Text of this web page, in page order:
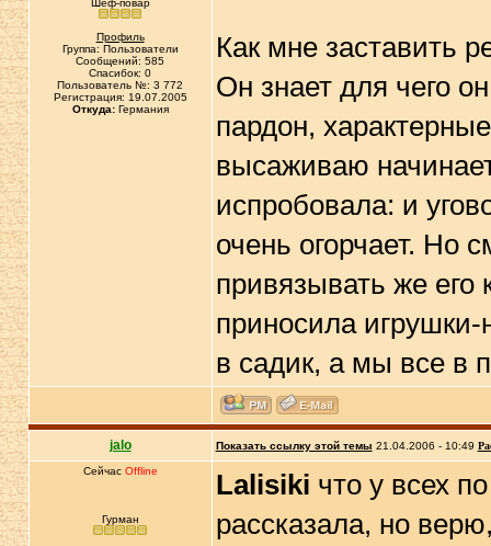
Шеф-повар
Профиль
Группа: Пользователи
Сообщений: 585
Спасибок: 0
Пользователь №: 3 772
Регистрация: 19.07.2005
Откуда:Германия
Как мне заставить
Он знает для чего
пардон,
высаживаю
испробовала: и
очень огорчает. Но
привязывать же его
приносила
в садик, а мы все в
jalo Показать ссылку этой темы 21.04.2006 - 10:49
Сейчас Offline
Гурман
Lalisiki что у всех
рассказала, но